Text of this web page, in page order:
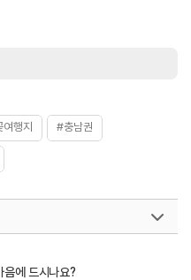
행지 #충남권
음에 드시나요?